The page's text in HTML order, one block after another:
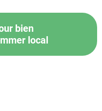
bien
local